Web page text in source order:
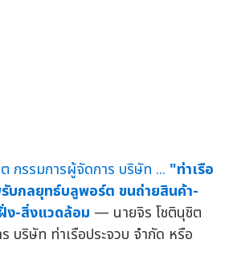
"ท่าเรือ
บกลยุทธ์บลูพอร์ต ขนถ่ายสินค้า-
ง-สิ่งแวดล้อม — นายจิร โชตินุชิต
บริษัท ท่าเรือประจวบ จำกัด หรือ